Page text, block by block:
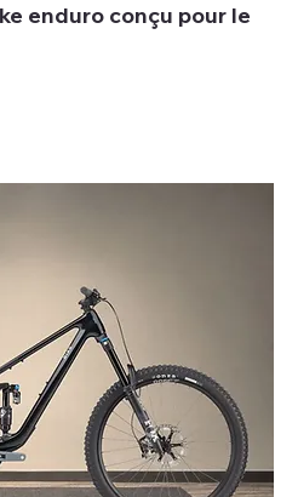
enduro conçu pour le